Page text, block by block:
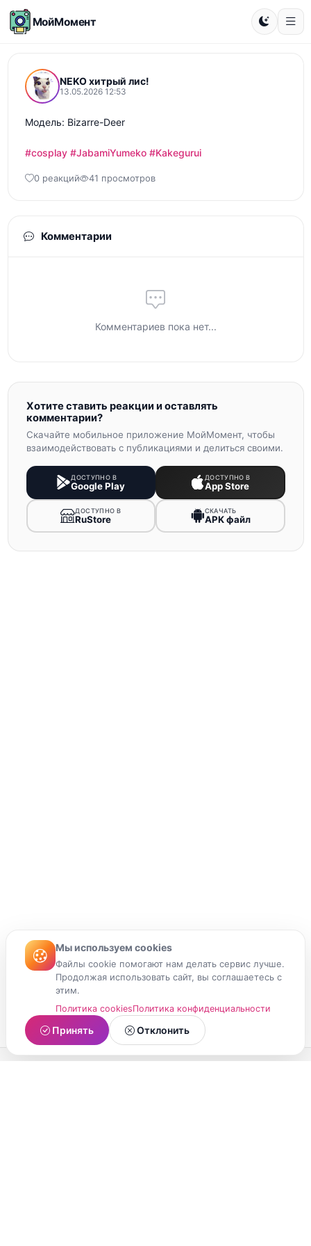
МойМомент
NEKO хитрый лис!
13.05.2026 12:53
Модель: Bizarre-Deer
#cosplay #JabamiYumeko #Kakegurui
0 реакций 41 просмотров
Комментарии
Комментариев пока нет...
Хотите ставить реакции и оставлять
комментарии?
Скачайте мобильное приложение МойМомент, чтобы
взаимодействовать с публикациями и делиться своими.
ДОСТУПНО В
Google Play
ДОСТУПНО В
App Store
ДОСТУПНО В
RuStore
СКАЧАТЬ
APK файл
Мы используем cookies
Файлы cookie помогают нам делать сервис лучше.
Продолжая использовать сайт, вы соглашаетесь с
этим.
Политика cookiesПолитика конфиденциальности
Принять Отклонить